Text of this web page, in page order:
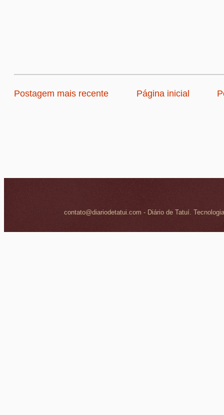
Postagem mais recente Página inicial
contato@diariodetatui.com - Diário de Tatuí.